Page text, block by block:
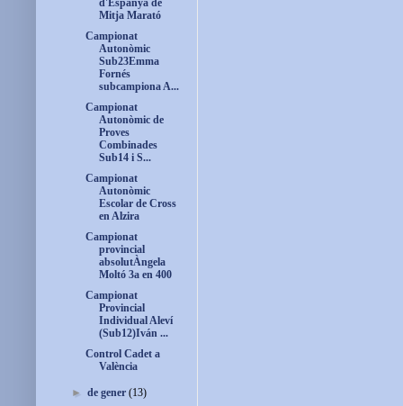
d'Espanya de
Mitja Marató
Campionat
Autonòmic
Sub23Emma
Fornés
subcampiona A...
Campionat
Autonòmic de
Proves
Combinades
Sub14 i S...
Campionat
Autonòmic
Escolar de Cross
en Alzira
Campionat
provincial
absolutÀngela
Moltó 3a en 400
Campionat
Provincial
Individual Aleví
(Sub12)Iván ...
Control Cadet a
València
►de gener(13)